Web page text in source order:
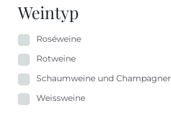
Weintyp
Roséweine
Rotweine
Schaumweine und Champagner
Weissweine